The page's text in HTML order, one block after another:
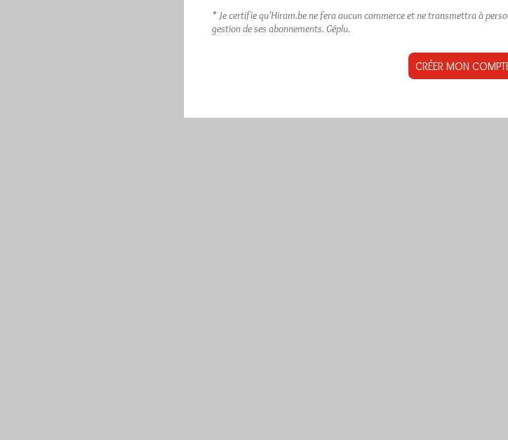
* Je certifie qu’Hiram.be ne fera aucun commerce et ne transmettra à
gestion de ses abonnements. Géplu.
CRÉER MON